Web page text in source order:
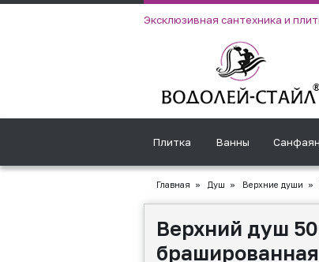
Эксклюзивная сантехника и
Плитка Ванны
Главная » Душ » Верхние души »
Верхний душ
брашированная